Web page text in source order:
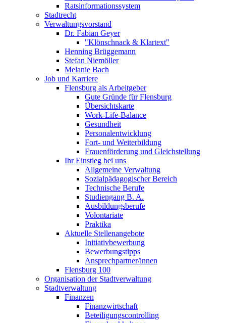
Ratsinformationssystem
Stadtrecht
Verwaltungsvorstand
Dr. Fabian Geyer
"Klönschnack & Klartext"
Henning Brüggemann
Stefan Niemöller
Melanie Bach
Job und Karriere
Flensburg als Arbeitgeber
Gute Gründe für Flensburg
Übersichtskarte
Work-Life-Balance
Gesundheit
Personalentwicklung
Fort- und Weiterbildung
Frauenförderung und Gleichstellung
Ihr Einstieg bei uns
Allgemeine Verwaltung
Sozialpädagogischer Bereich
Technische Berufe
Studiengang B. A.
Ausbildungsberufe
Volontariate
Praktika
Aktuelle Stellenangebote
Initiativbewerbung
Bewerbungstipps
Ansprechpartner/innen
Flensburg 100
Organisation der Stadtverwaltung
Stadtverwaltung
Finanzen
Finanzwirtschaft
Beteiligungscontrolling